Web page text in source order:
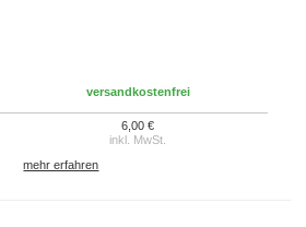
versandkostenfrei
6,00 €
inkl. MwSt.
mehr erfahren